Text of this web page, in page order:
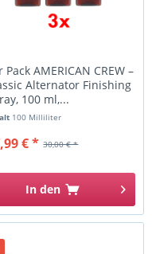
Pack AMERICAN CREW –
Alternator Finishing
100 ml,...
100 Milliliter
30,00 € *
€ *
In den